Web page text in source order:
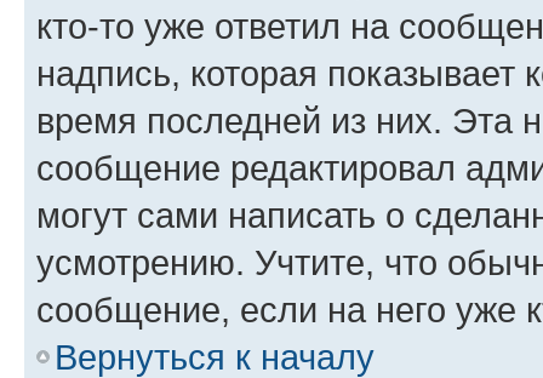
кто-то уже ответил на
надпись, которая показывает
время последней из них. Эта
сообщение редактировал
могут сами написать о
усмотрению. Учтите, что
сообщение, если на него уже
Вернуться к началу